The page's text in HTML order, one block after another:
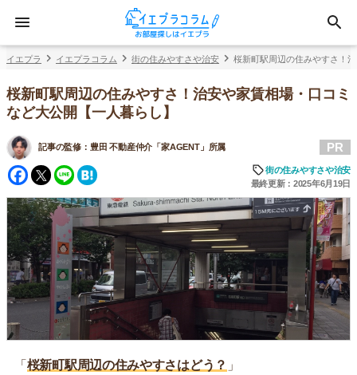
イエプラ イエプラコラム 街の住みやすさや治安 桜新町駅周辺の住みやすさ！
桜新町駅周辺の住みやすさ！治安や家賃相場・口コミ
など大公開【一人暮らし】
記事の監修： 豊田 不動産仲介「家AGENT」所属
Facebook
Twitter
Line
PR
街の住みやすさや治安
最終更新：2025年6月19日
「 桜新町駅周辺の住みやすさはどう？ 」